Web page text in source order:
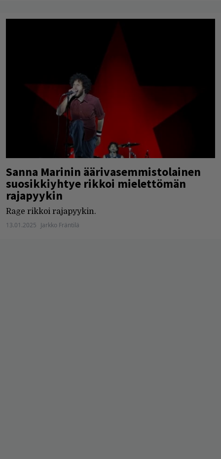
Sanna Marinin äärivasemmistolainen
suosikkiyhtye rikkoi mielettömän
rajapyykin
Rage rikkoi rajapyykin.
13.01.2025 Jarkko Fräntilä